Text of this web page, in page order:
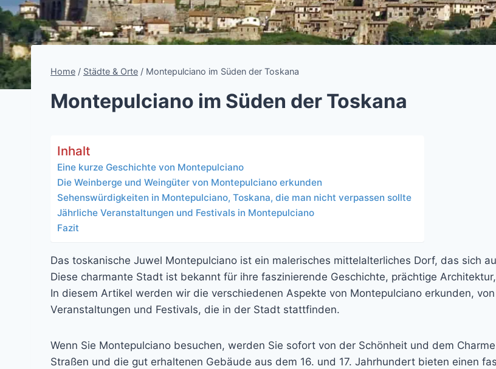
Home / Städte & Orte / Montepulciano im Süden der Toskana
Montepulciano im Süden der Toskana
Inhalt
Eine kurze Geschichte von Montepulciano
Die Weinberge und Weingüter von Montepulciano erkunden
Sehenswürdigkeiten in Montepulciano, Toskana, die man nicht verpassen sollte
Jährliche Veranstaltungen und Festivals in Montepulciano
Fazit
Das toskanische Juwel Montepulciano ist ein malerisches mittelalterliches Dorf, das sich
Diese charmante Stadt ist bekannt für ihre faszinierende Geschichte, prächtige
In diesem Artikel werden wir die verschiedenen Aspekte von Montepulciano erkunden,
Veranstaltungen und Festivals, die in der Stadt stattfinden.
Wenn Sie Montepulciano besuchen, werden Sie sofort von der Schönheit und dem
Straßen und die gut erhaltenen Gebäude aus dem 16. und 17. Jahrhundert bieten einen